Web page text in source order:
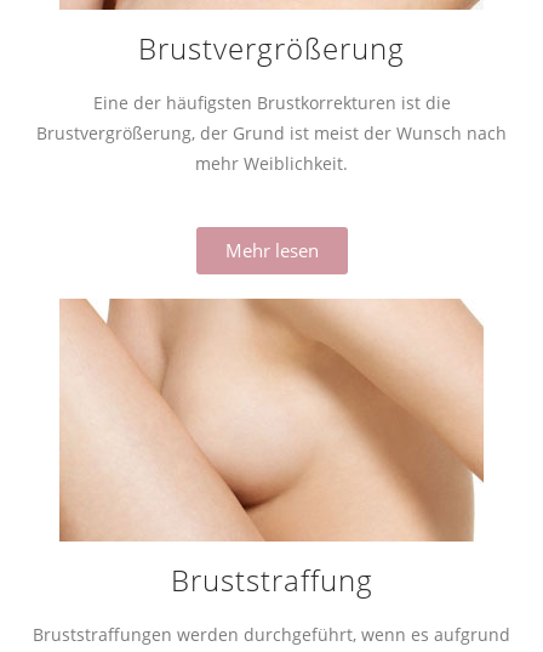
Brustvergrößerung
Eine der häufigsten Brustkorrekturen ist die
Brustvergrößerung, der Grund ist meist der Wunsch nach
mehr Weiblichkeit.
Mehr lesen
Bruststraffung
Bruststraffungen werden durchgeführt, wenn es aufgrund